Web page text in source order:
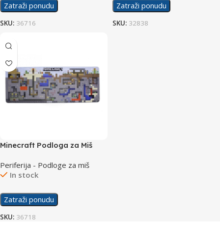
Zatraži ponudu
SKU: 36716
Zatraži ponudu
SKU: 32838
Minecraft Podloga za Miš
Periferija - Podloge za miš
In stock
Zatraži ponudu
SKU: 36718